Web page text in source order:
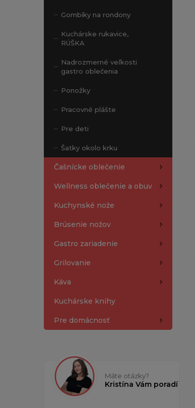
Gombíky na rondony
Kuchárske rukavice,
RÚŠKA
Nadrozmerné veľkosti
gastro oblečenia
Ponožky
Pracovné plášte
Pre deti
Šatky okolo krku
Čašnícke oblečenie
Wellness oblečenie a obuv
Kuchynské nože
Brúsenie nožov
Gastro zariadenie
Grilovanie
Káva
Kuchárske knihy
Pre domácnosť
Máte otázky?
Kristína Vám poradí